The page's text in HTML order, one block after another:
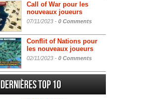
Call of War pour les
nouveaux joueurs
07/11/2023 - 0 Comments
Conflit of Nations pour
les nouveaux joueurs
02/11/2023 - 0 Comments
Dernières Top 10